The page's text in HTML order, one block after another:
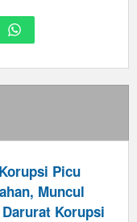
Picu
Muncul
Korupsi